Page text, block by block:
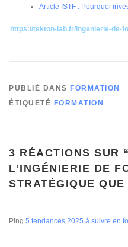
Article ISTF : Pourquoi
https://tekton-lab.fr/ingenierie-de-
PUBLIÉ DANS FORMATION
ÉTIQUETÉ FORMATION
3 RÉACTIONS SUR “
L’INGÉNIERIE DE
STRATÉGIQUE
Ping 5 tendances 2025 à suivre en